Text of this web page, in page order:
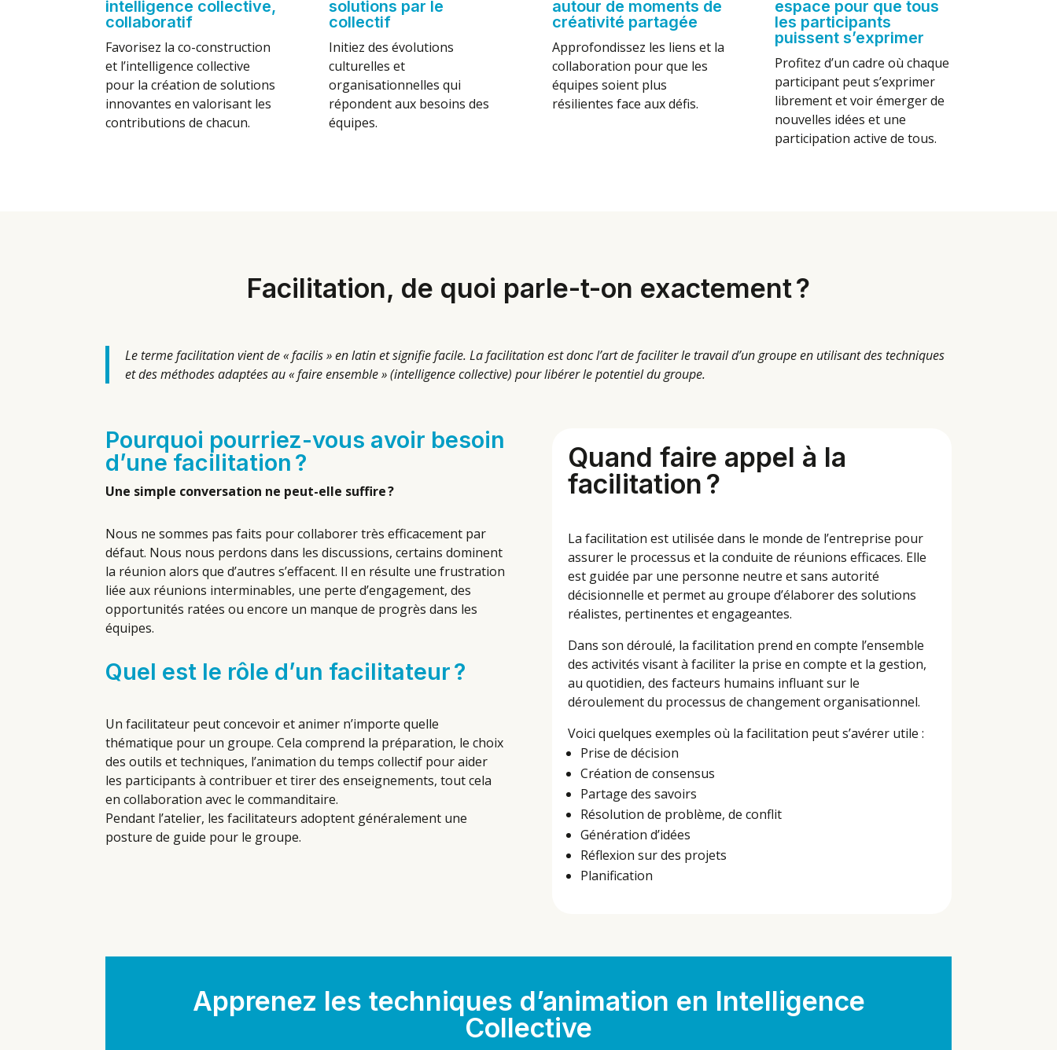
intelligence collective,
collaboratif
Favorisez la co-construction
et l’intelligence collective
pour la création de solutions
innovantes en valorisant les
contributions de chacun.
solutions par le
collectif
Initiez des évolutions
culturelles et
organisationnelles qui
répondent aux besoins des
équipes.
autour de moments de
créativité partagée
Approfondissez les liens et la
collaboration pour que les
équipes soient plus
résilientes face aux défis.
espace pour que tous
les participants
puissent s’exprimer
Profitez d’un cadre où chaque
participant peut s’exprimer
librement et voir émerger de
nouvelles idées et une
participation active de tous.
Facilitation, de quoi parle-t-on exactement ?
Le terme facilitation vient de « facilis » en latin et signifie facile. La facilitation est donc l’art de faciliter le travail d’un groupe en utilisant des techniques
et des méthodes adaptées au « faire ensemble » (intelligence collective) pour libérer le potentiel du groupe.
Pourquoi pourriez-vous avoir besoin
d’une facilitation ?
Une simple conversation ne peut-elle suffire ?
Nous ne sommes pas faits pour collaborer très efficacement par
défaut. Nous nous perdons dans les discussions, certains dominent
la réunion alors que d’autres s’effacent. Il en résulte une frustration
liée aux réunions interminables, une perte d’engagement, des
opportunités ratées ou encore un manque de progrès dans les
équipes.
Quel est le rôle d’un facilitateur ?
Un facilitateur peut concevoir et animer n’importe quelle
thématique pour un groupe. Cela comprend la préparation, le choix
des outils et techniques, l’animation du temps collectif pour aider
les participants à contribuer et tirer des enseignements, tout cela
en collaboration avec le commanditaire.
Pendant l’atelier, les facilitateurs adoptent généralement une
posture de guide pour le groupe.
Quand faire appel à la
facilitation ?
La facilitation est utilisée dans le monde de l’entreprise pour
assurer le processus et la conduite de réunions efficaces. Elle
est guidée par une personne neutre et sans autorité
décisionnelle et permet au groupe d’élaborer des solutions
réalistes, pertinentes et engageantes.
Dans son déroulé, la facilitation prend en compte l’ensemble
des activités visant à faciliter la prise en compte et la gestion,
au quotidien, des facteurs humains influant sur le
déroulement du processus de changement organisationnel.
Voici quelques exemples où la facilitation peut s’avérer utile :
Prise de décision
Création de consensus
Partage des savoirs
Résolution de problème, de conflit
Génération d’idées
Réflexion sur des projets
Planification
Apprenez les techniques d’animation en Intelligence
Collective